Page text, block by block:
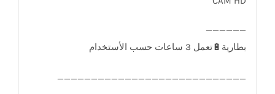
____________________________